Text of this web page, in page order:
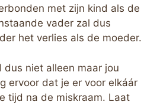
met zijn kind als de
vader zal dus
het verlies als de moeder.
dus niet alleen maar jou
ervoor dat je er voor elkáár
tijd na de miskraam. Laat